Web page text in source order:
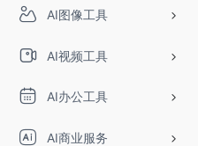
AI图像工具
AI视频工具
AI办公工具
AI商业服务